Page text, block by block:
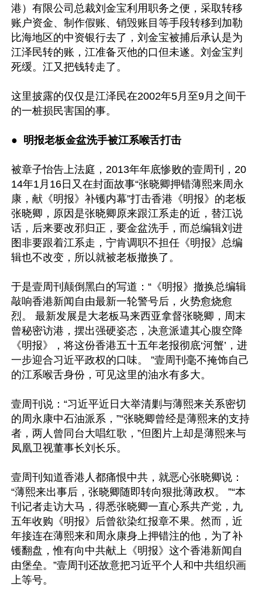
港）有限公司总裁刘金宝利用职务之便，采取转移
账户资金、制作假账、销毁账目等手段转移到加勒
比海地区的中资银行去了，刘金宝被捕后承认是为
江泽民转的账，江准备灭他的口但未遂。刘金宝判
死缓。江又把钱转走了。
这里披露的仅仅是江泽民在2002年5月至9月之间干
的一桩损民害国的事。
● 明报老板金盆洗手被江系喉舌打击
被章子怡告上法庭，2013年年底惨败的壹周刊，20
14年1月16日又在封面故事“张晓卿押错薄熙来周永
康，献《明报》补镬内幕”打击香港《明报》的老板
张晓卿，原因是张晓卿原来跟江系走的近，替江说
话，后来要改邪归正，要金盆洗手，而总编辑刘进
图非要跟着江系走，宁肯调职不担任《明报》总编
辑也不改变，所以就被老板撤换了。
于是壹周刊颠倒黑白的写道：“《明报》撤换总编辑
敲响香港新闻自由最新一轮警号后，火势愈烧愈
烈。 最新发展是大老板马来西亚拿督张晓卿，周末
曾秘密访港，摆出强硬姿态，决意派遣其心腹空降
《明报》，将这份香港五十五年老报彻底‘河蟹’，进
一步迎合习近平政权的口味。 ”壹周刊毫不掩饰自己
的江系喉舌身份，可见这里的油水有多大。
壹周刊说：“习近平近日大举清剿与薄熙来关系密切
的周永康中石油派系，”“张晓卿曾经是薄熙来的支持
者，两人曾同台大唱红歌，”但图片上却是薄熙来与
凤凰卫视董事长刘长乐。
壹周刊知道香港人都痛恨中共，就恶心张晓卿说：
“薄熙来出事后，张晓卿随即转向狠批薄政权。 ”“本
刊记者走访大马，得悉张晓卿一直心系共产党，九
五年收购《明报》后曾欲染红报章不果。然而，近
年接连在薄熙来和周永康身上押错注的他，为了补
镬翻盘，惟有向中共献上《明报》这个香港新闻自
由堡垒。”壹周刊还故意把习近平个人和中共组织画
上等号。